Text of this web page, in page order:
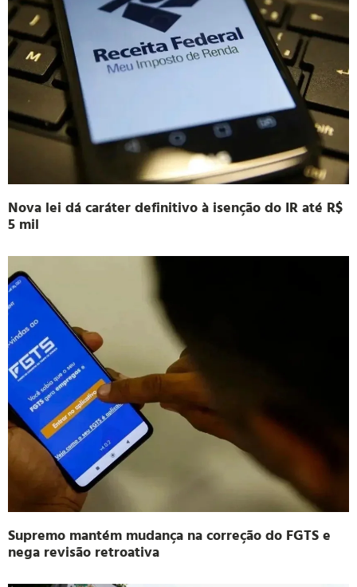
Nova lei dá caráter definitivo à isenção do IR até R$
5 mil
Supremo mantém mudança na correção do FGTS e
nega revisão retroativa